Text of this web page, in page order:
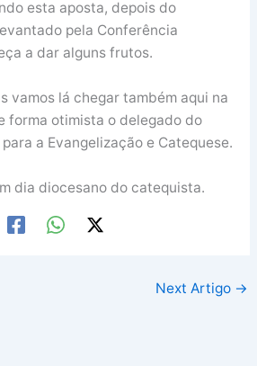
esta aposta, depois do
pela Conferência
a dar alguns frutos.
vamos lá chegar também aqui na
forma otimista o delegado do
a Evangelização e Catequese.
dia diocesano do catequista.
Next Artigo →